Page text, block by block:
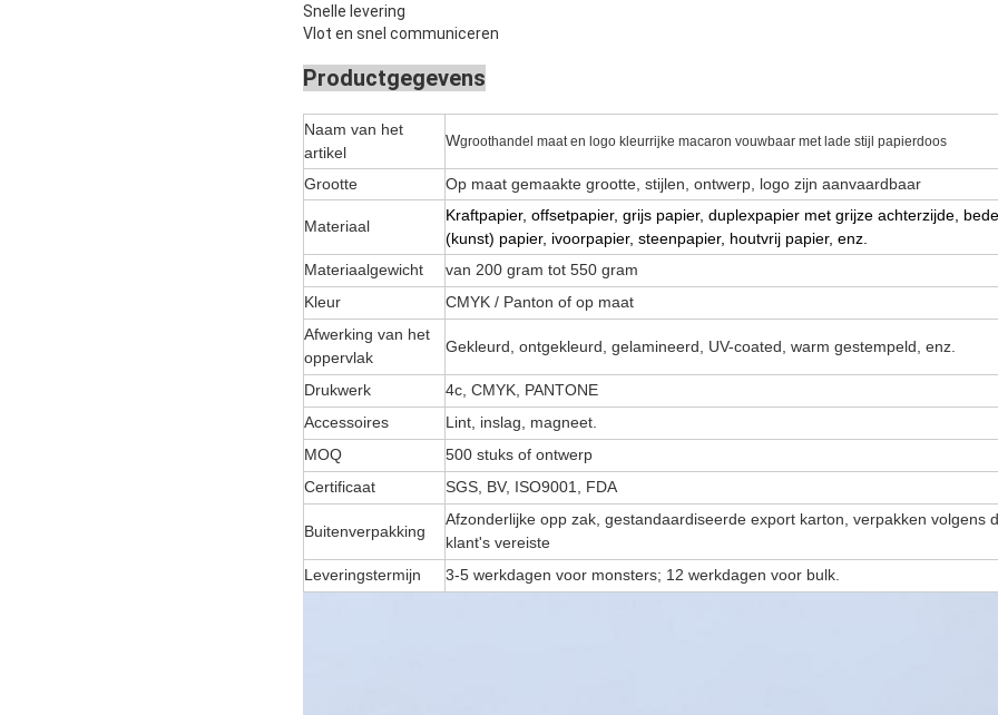
Snelle levering
Vlot en snel communiceren
Productgegevens
Naam van het
artikel
Wgroothandel maat en logo kleurrijke macaron vouwbaar met lade stijl papierdoos
Grootte Op maat gemaakte grootte, stijlen, ontwerp, logo zijn aanvaardbaar
Materiaal
Kraftpapier, offsetpapier, grijs papier, duplexpapier met grijze achterzijde,
(kunst) papier, ivoorpapier, steenpapier, houtvrij papier, enz.
Materiaalgewicht
van 200 gram tot 550 gram
Kleur
CMYK / Panton of op maat
Afwerking van het
oppervlak
Gekleurd, ontgekleurd, gelamineerd, UV-coated, warm gestempeld, enz.
Drukwerk
4c, CMYK, PANTONE
Accessoires
Lint, inslag, magneet.
MOQ
500 stuks of ontwerp
Certificaat
SGS, BV, ISO9001, FDA
Buitenverpakking
Afzonderlijke opp zak, gestandaardiseerde export karton, verpakken volgens
klant's vereiste
Leveringstermijn
3-5 werkdagen voor monsters; 12 werkdagen voor bulk.